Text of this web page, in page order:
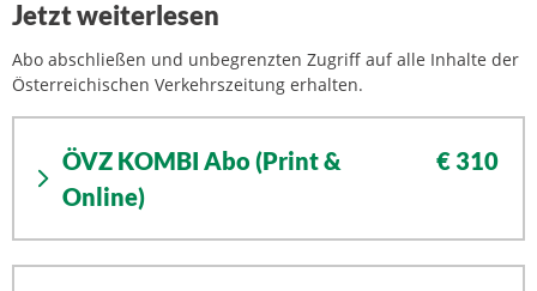
Jetzt weiterlesen
Abo abschließen und unbegrenzten Zugriff auf alle Inhalte der
Österreichischen Verkehrszeitung erhalten.
ÖVZ KOMBI Abo (Print &
Online)
€ 310